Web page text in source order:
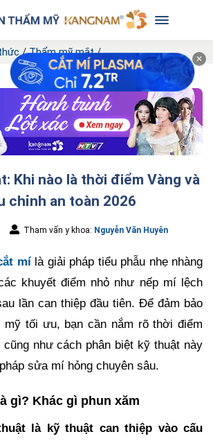
/Thẩm mỹ mắt/
Khi nào là thời điểm Vàng và
chỉnh an toàn 2026
Tham vấn y khoa: Nguyễn Văn Huyên
mílà giải pháp tiểu phẫu nhẹ nhàng
khuyết điểm nhỏ như nếp mí lệch
lần can thiệp đầu tiên. Để đảm bảo
mỹ tối ưu, bạn cần nắm rõ thời điểm
cũng như cách phân biệt kỹ thuật này
sửa mí hỏng chuyên sâu.
gì? Khác gì phun xăm
là kỹ thuật can thiệp vào cấu
✕